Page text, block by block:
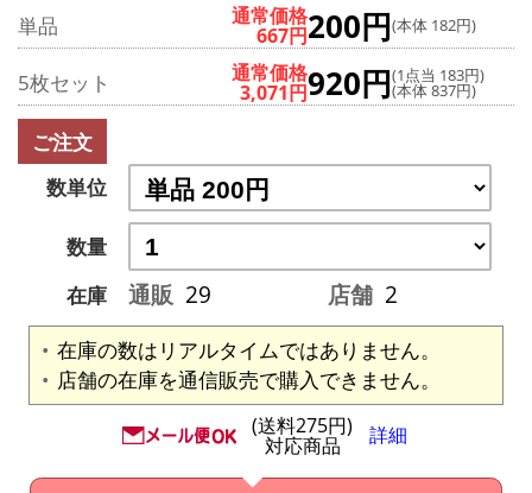
単品 通常価格
667円200円(本体 182円)
5枚セット 通常価格
3,071円920円(1点当 183円)
(本体 837円)
ご注文
数単位
数量
在庫
通販 29 店舗 2
在庫の数はリアルタイムではありません。
店舗の在庫を通信販売で購入できません。
(送料275円)
対応商品 詳細